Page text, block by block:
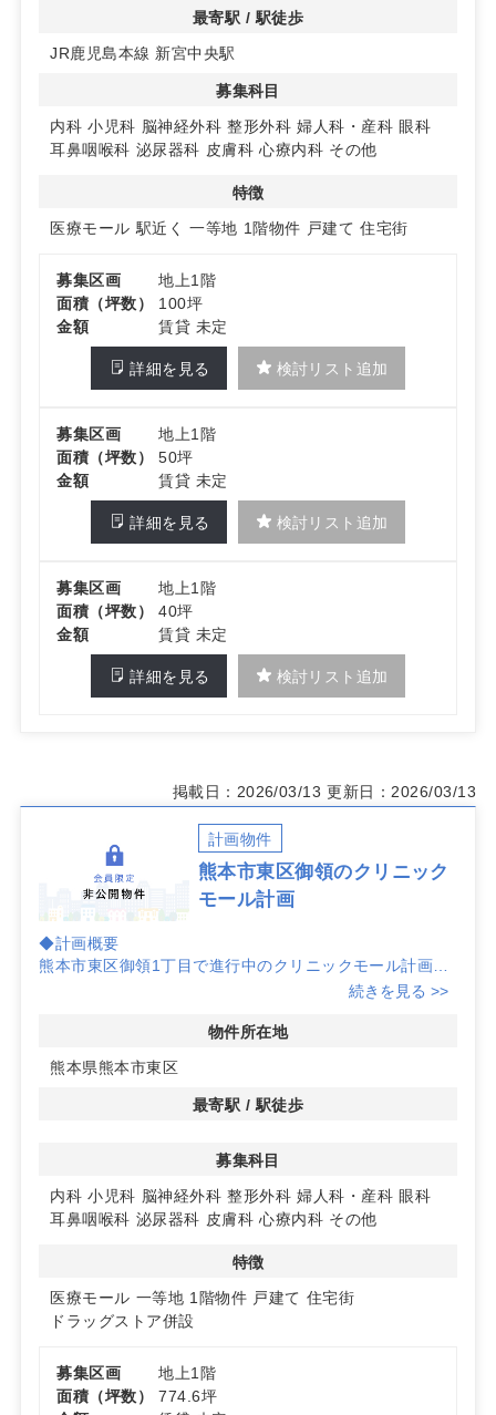
◆約657坪、2〜3科目の複合計画
糟屋郡新宮町新宮東四丁目のクリニックモール計画地。敷
地約657坪のスケールは二〜三科目での複合計画に適して
から検討を進めやすい点が特徴です。将来の拡張や段階的
開業にも柔軟に対応しやすい計画性が期待できます。
町内にはスーパーや飲食店、病院など生活施設が揃い、公
診ニーズに応えやすく、平日・休日いずれも来院機会を確
接点づくりにも取り組みやすい環境です。
詳細はお問い合わせください。
最寄駅 / 駅徒歩
JR鹿児島本線 新宮中央駅
募集科目
内科 小児科 脳神経外科 整形外科 婦人科・産科 眼科
耳鼻咽喉科 泌尿器科 皮膚科 心療内科 その他
特徴
医療モール 駅近く 一等地 1階物件 戸建て 住宅街
募集区画
地上1階
面積（坪数）
100坪
金額
賃貸 未定
詳細を見る 検討リスト追加
募集区画
地上1階
面積（坪数）
50坪
金額
賃貸 未定
詳細を見る 検討リスト追加
募集区画
地上1階
面積（坪数）
40坪
金額
賃貸 未定
詳細を見る 検討リスト追加
掲載日：2026/03/13 更新日：2026/03/13
計画物件
熊本市東区御領のクリニック
モール計画
◆計画概要
熊本市東区御領1丁目で進行中のクリニックモール計画で
す。ドラッグストアとの複合店舗を想定しており、医療と
◆立地特性
東区の中心部エリアに位置し、周辺には肥後銀行や飲食店
（ジョイフル）や既存クリニックなど複数の店舗が集積。
安定した集患力を見込みやすい立地です。
◆開業メリット
ドラッグストア併設による処方・買い回りの相性で院外処
方の導線設計が行いやすく、相互送客による集患力の強化
が期待できます。地域内での認知獲得にもつながりやすい
計画です。詳細はお問い合わせください。
続きを見る >>
物件所在地
熊本県熊本市東区
最寄駅 / 駅徒歩
募集科目
内科 小児科 脳神経外科 整形外科 婦人科・産科 眼科
耳鼻咽喉科 泌尿器科 皮膚科 心療内科 その他
特徴
医療モール 一等地 1階物件 戸建て 住宅街
ドラッグストア併設
募集区画
地上1階
面積（坪数）
774.6坪